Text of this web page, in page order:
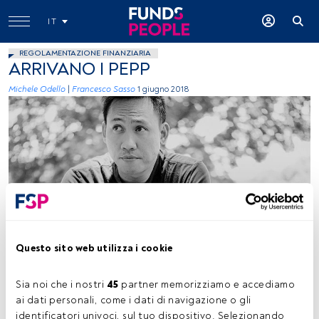
Questo sito web utilizza i cookie
Sia noi che i nostri 45 partner memorizziamo e accediamo
ai dati personali, come i dati di navigazione o gli
identificatori univoci, sul tuo dispositivo. Selezionando
IT
REGOLAMENTAZIONE FINANZIARIA
ARRIVANO I PEPP
Michele Odello Francesco Sasso 1 giugno 2018
È passato quasi un anno dalla pubblicazione, da parte della